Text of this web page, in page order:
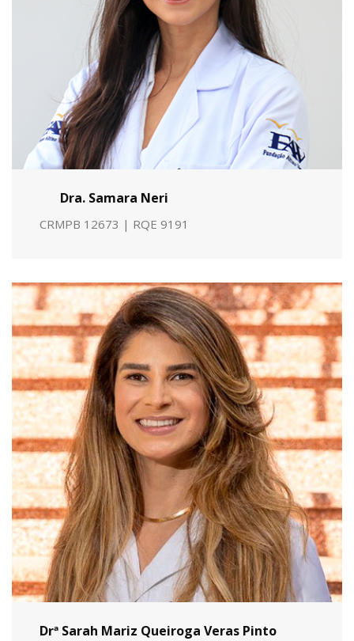
Dra. Samara Neri
CRMPB 12673 | RQE 9191
Drª Sarah Mariz Queiroga Veras Pinto